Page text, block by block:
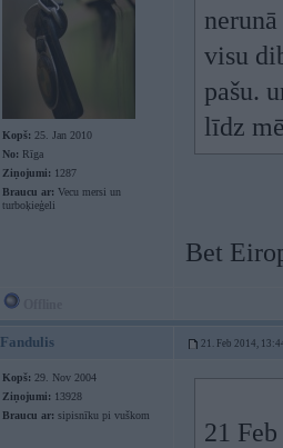
Kopš: 25. Jan 2010
No: Rīga
Ziņojumi: 1287
Braucu ar: Vecu mersi un
turboķieģeli
visu
pašu.
līdz
Bet
Fandulis 21. Feb 2014,
Kopš: 29. Nov 2004
Ziņojumi: 13928
Braucu ar: sipisnīku pi vuškom
21